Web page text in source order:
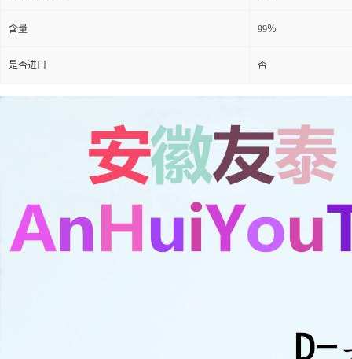
含量 99％
是否进口 否